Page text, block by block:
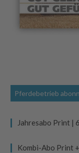
Pferdebetrieb
Jahresabo Print |
Kombi-Abo Print